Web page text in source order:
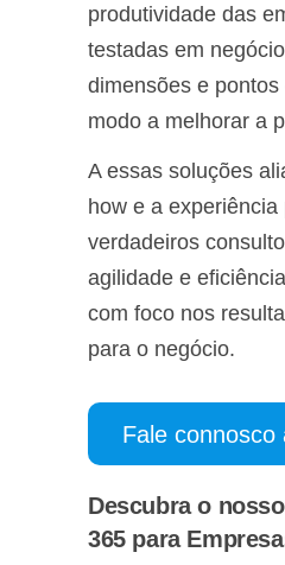
produtividade das
testadas em
dimensões e
modo a melhorar a
A essas soluções
how e a
verdadeiros
agilidade e
com foco nos
para o negócio.
Fale connosco
Descubra o
365 para